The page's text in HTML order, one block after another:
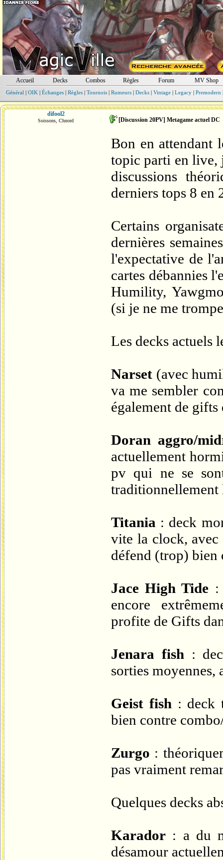
Accueil Decks Combos Règles Forum MV Shop
Général | OIK | Échanges| Règles| Tournois| Rumeurs| Decks| Vintage| Legacy| Premodern
difool2
Soissons, Chnord [Discussion 20PV] Metagame actuel DC
Bon en attendant
topic parti en live,
discussions
derniers tops 8 en
Certains
dernières
l'expectative de
cartes débannies
Humility,
(si je ne me
Les decks actuels
Narset (avec
va me sembler
également de
Doran aggro/
actuellement
pv qui ne se
traditionnellement
Titania : deck
vite la clock,
défend (trop) bien
Jace High Tide :
encore
profite de Gifts
Jenara fish :
sorties
Geist fish : deck
bien contre
Zurgo :
pas vraiment
Quelques decks
Karador : a du
désamour